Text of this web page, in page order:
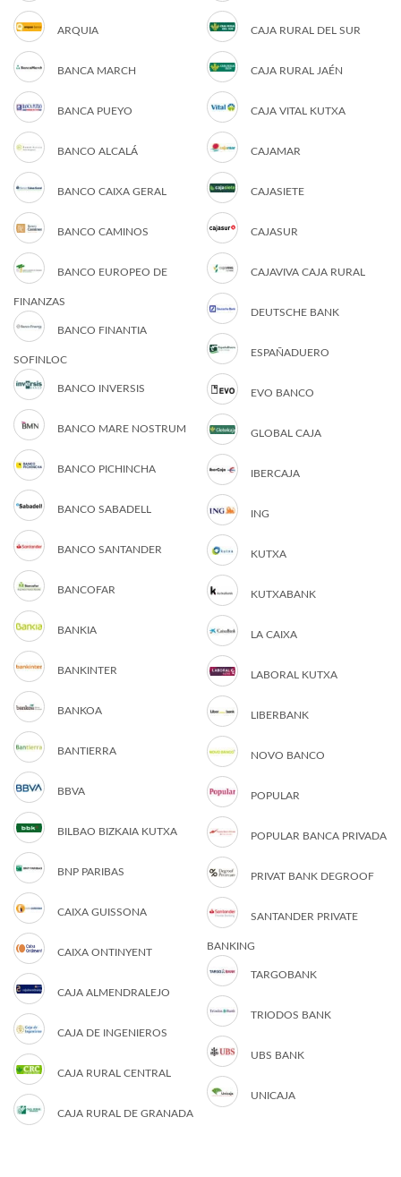
ARQUIA
BANCA MARCH
BANCA PUEYO
BANCO ALCALÁ
BANCO CAIXA GERAL
BANCO CAMINOS
BANCO EUROPEO DE
FINANZAS
BANCO FINANTIA
SOFINLOC
BANCO INVERSIS
BANCO MARE NOSTRUM
BANCO PICHINCHA
BANCO SABADELL
BANCO SANTANDER
BANCOFAR
BANKIA
BANKINTER
BANKOA
BANTIERRA
BBVA
BILBAO BIZKAIA KUTXA
BNP PARIBAS
CAIXA GUISSONA
CAIXA ONTINYENT
CAJA ALMENDRALEJO
CAJA DE INGENIEROS
CAJA RURAL CENTRAL
CAJA RURAL DE GRANADA
CAJA RURAL DEL SUR
CAJA RURAL JAÉN
CAJA VITAL KUTXA
CAJAMAR
CAJASIETE
CAJASUR
CAJAVIVA CAJA RURAL
DEUTSCHE BANK
ESPAÑADUERO
EVO BANCO
GLOBAL CAJA
IBERCAJA
ING
KUTXA
KUTXABANK
LA CAIXA
LABORAL KUTXA
LIBERBANK
NOVO BANCO
POPULAR
POPULAR BANCA PRIVADA
PRIVAT BANK DEGROOF
SANTANDER PRIVATE
BANKING
TARGOBANK
TRIODOS BANK
UBS BANK
UNICAJA